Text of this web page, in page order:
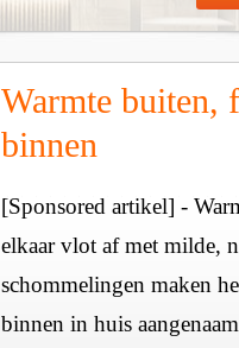
Warmte buiten,
binnen
[Sponsored artikel] -
elkaar vlot af met milde,
schommelingen maken
binnen in huis